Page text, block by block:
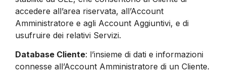
accedere all’area riservata, all’Account
Amministratore e agli Account Aggiuntivi, e di
usufruire dei relativi Servizi.
Database Cliente: l’insieme di dati e informazioni
connesse all’Account Amministratore di un Cliente.